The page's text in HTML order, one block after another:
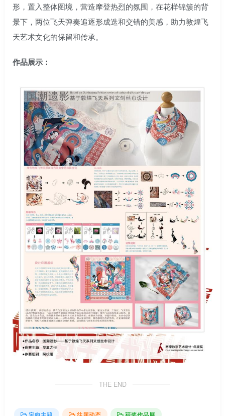
形，置入整体图境，营造摩登热烈的氛围，在花样锦簇的背
景下，两位飞天弹奏追逐形成迭和交错的美感，助力敦煌飞
天艺术文化的保留和传承。
作品展示：
THE END